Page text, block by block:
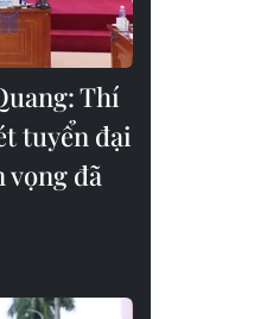
Thí
tuyển đại
vọng đã